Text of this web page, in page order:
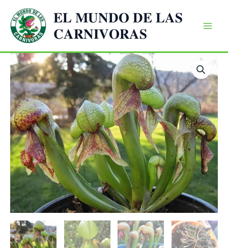
contenido
𝐄𝐋 𝐌𝐔𝐍𝐃𝐎 𝐃𝐄 𝐋𝐀𝐒
𝐂𝐀𝐑𝐍𝐈𝐕𝐎𝐑𝐀𝐒